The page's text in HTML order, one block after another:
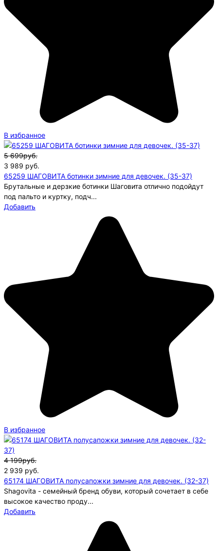
В избранное
5 699руб.
3 989 руб.
65259 ШАГОВИТА ботинки зимние для девочек. (35-37)
Брутальные и дерзкие ботинки Шаговита отлично подойдут
под пальто и куртку, подч...
Добавить
В избранное
4 199руб.
2 939 руб.
65174 ШАГОВИТА полусапожки зимние для девочек. (32-37)
Shagovita - семейный бренд обуви, который сочетает в себе
высокое качество проду...
Добавить